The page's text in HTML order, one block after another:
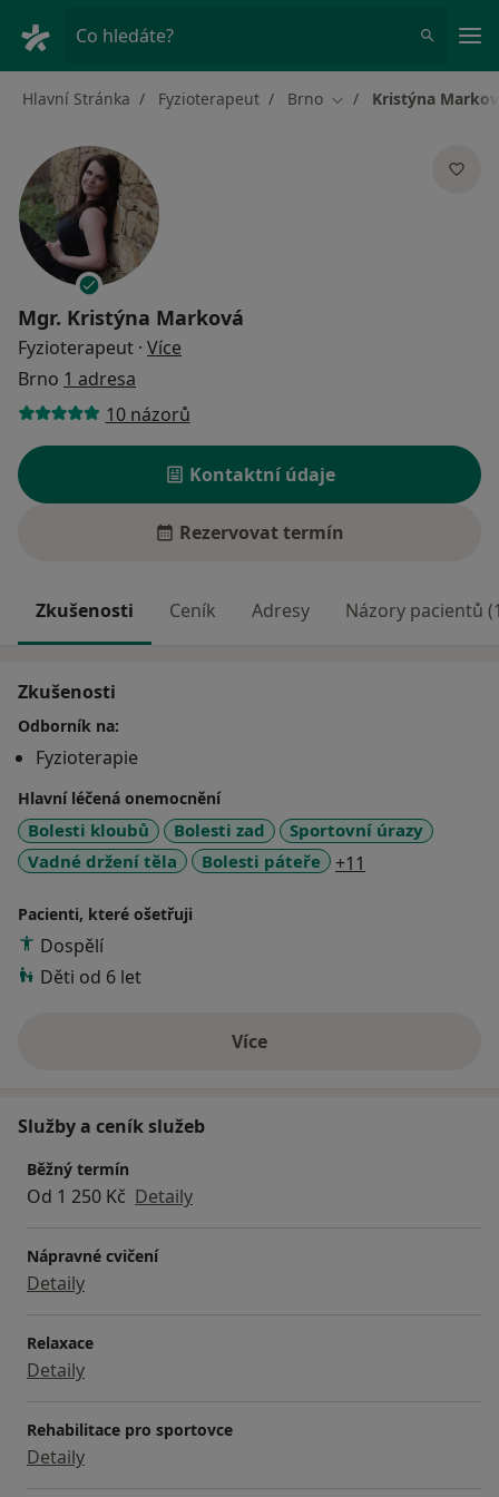
Co hledáte?
Hlavní Stránka Fyzioterapeut Brno Změna města
Kristýna
Mgr. Kristýna Marková
Fyzioterapeut · Více
Brno 1 adresa
10 názorů
Kontaktní údaje
Rezervovat termín
Zkušenosti Ceník Adresy Názory pacientů
Zkušenosti
Odborník na:
Fyzioterapie
Hlavní léčená onemocnění
Bolesti kloubů Bolesti zad
Sportovní úrazy
Vadné držení těla
Bolesti páteře +11
Pacienti, které ošetřuji
Dospělí
Děti od 6 let
Víceo zkušenostech
Služby a ceník služeb
Běžný termín
Od 1 250 Kč Detaily
Nápravné cvičení
Detaily
Relaxace
Detaily
Rehabilitace pro sportovce
Detaily